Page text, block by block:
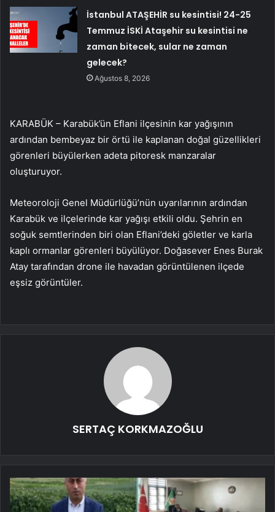
İstanbul ATAŞEHİR su kesintisi! 24-25
Temmuz İSKİ Ataşehir su kesintisi ne
zaman bitecek, sular ne zaman
gelecek?
Ağustos 8, 2026
KARABÜK – Karabük’ün Eflani ilçesinin kar yağışının
ardından bembeyaz bir örtü ile kaplanan doğal güzellikleri
görenleri büyülerken adeta pitoresk manzaralar
oluşturuyor.
Meteoroloji Genel Müdürlüğü’nün uyarılarının ardından
Karabük ve ilçelerinde kar yağışı etkili oldu. Şehrin en
soğuk semtlerinden biri olan Eflani’deki göletler ve karla
kaplı ormanlar görenleri büyülüyor. Doğasever Enes Burak
Atay tarafından drone ile havadan görüntülenen ilçede
eşsiz görüntüler.
SERTAÇ KORKMAZOĞLU